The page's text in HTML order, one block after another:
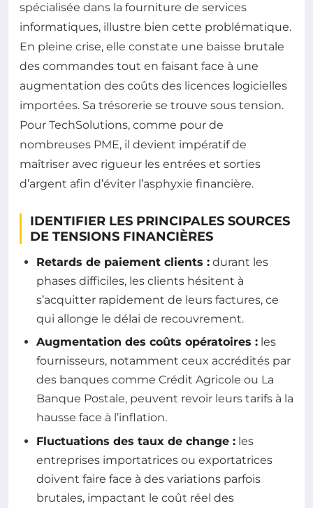
spécialisée dans la fourniture de services
informatiques, illustre bien cette problématique.
En pleine crise, elle constate une baisse brutale
des commandes tout en faisant face à une
augmentation des coûts des licences logicielles
importées. Sa trésorerie se trouve sous tension.
Pour TechSolutions, comme pour de
nombreuses PME, il devient impératif de
maîtriser avec rigueur les entrées et sorties
d’argent afin d’éviter l’asphyxie financière.
IDENTIFIER LES PRINCIPALES SOURCES
DE TENSIONS FINANCIÈRES
Retards de paiement clients : durant les
phases difficiles, les clients hésitent à
s’acquitter rapidement de leurs factures, ce
qui allonge le délai de recouvrement.
Augmentation des coûts opératoires : les
fournisseurs, notamment ceux accrédités par
des banques comme Crédit Agricole ou La
Banque Postale, peuvent revoir leurs tarifs à la
hausse face à l’inflation.
Fluctuations des taux de change : les
entreprises importatrices ou exportatrices
doivent faire face à des variations parfois
brutales, impactant le coût réel des